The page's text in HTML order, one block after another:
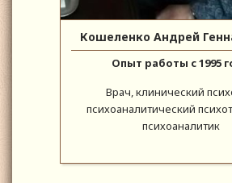
Кошеленко Андрей
Опыт работы с 1995
Врач, клинический
психоаналитический
психоаналитик